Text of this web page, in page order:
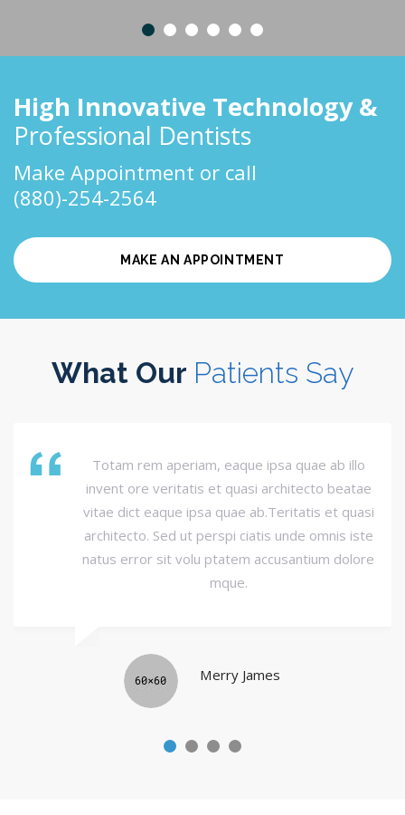
High Innovative Technology &
Professional Dentists
Make Appointment or call
(880)-254-2564
MAKE AN APPOINTMENT
What Our Patients Say
Totam rem aperiam, eaque ipsa quae ab illo
invent ore veritatis et quasi architecto beatae
vitae dict eaque ipsa quae ab.Teritatis et quasi
architecto. Sed ut perspi ciatis unde omnis iste
natus error sit volu ptatem accusantium dolore
mque.
Merry James